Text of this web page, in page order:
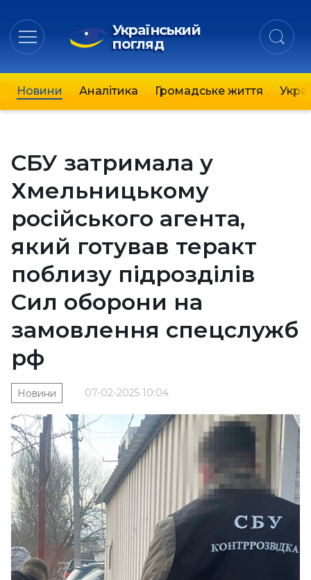
Український
погляд
Новини Аналітика Громадське життя
СБУ затримала у
Хмельницькому
російського агента,
який готував теракт
поблизу підрозділів
Сил оборони на
замовлення спецслужб
рф
07-02-2025 10:04
Новини